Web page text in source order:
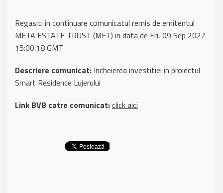
Regasiti in continuare comunicatul remis de emitentul
META ESTATE TRUST (MET) in data de Fri, 09 Sep 2022
15:00:18 GMT
Descriere comunicat: Incheierea investitiei in proiectul
Smart Residence Lujerului
Link BVB catre comunicat:click aici